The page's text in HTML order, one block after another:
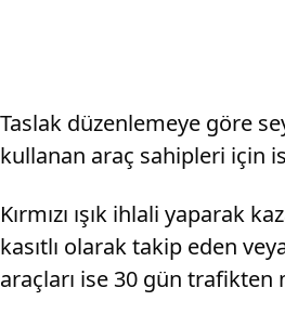
Taslak düzenlemeye göre
kullanan araç sahipleri için
Kırmızı ışık ihlali yaparak
kasıtlı olarak takip eden
araçları ise 30 gün trafikten